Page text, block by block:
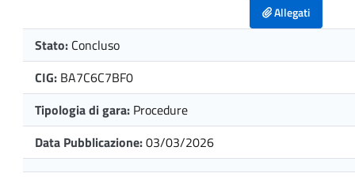
Allegati
Stato: Concluso
CIG: BA7C6C7BF0
Tipologia di gara: Procedure
Data Pubblicazione:03/03/2026